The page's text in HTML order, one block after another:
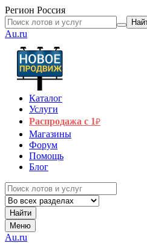
Регион Россия
Au.ru
Каталог
Услуги
Распродажа с 1₽
Магазины
Форум
Помощь
Блог
Найти
Меню
Au.ru